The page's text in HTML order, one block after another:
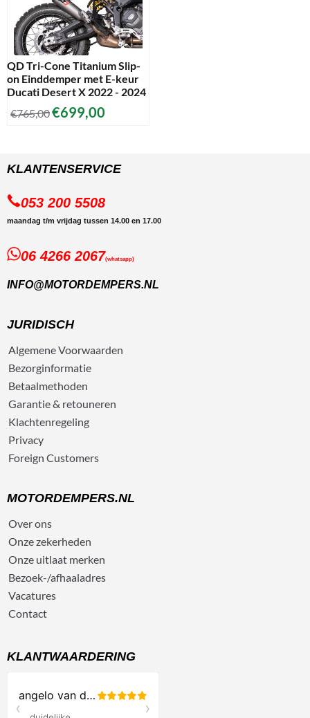
QD Tri-Cone Titanium Slip-
on Einddemper met E-keur
Ducati Desert X 2022 - 2024
€765,00€699,00
KLANTENSERVICE
053 200 5508
maandag t/m vrijdag tussen 14.00 en 17.00
06 4266 2067(whatsapp)
INFO@MOTORDEMPERS.NL
JURIDISCH
AlgemeneVoorwaarden
Bezorginformatie
Betaalmethoden
Garantie & retouneren
Klachtenregeling
Privacy
Foreign Customers
MOTORDEMPERS.NL
Over ons
Onze zekerheden
Onze uitlaat merken
Bezoek-/afhaaladres
Vacatures
Contact
KLANTWAARDERING